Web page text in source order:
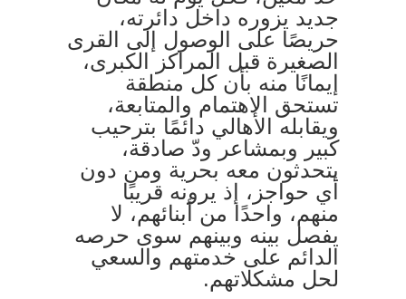
جديد يزوره داخل دائرته،
حريصًا على الوصول إلى القرى
الصغيرة قبل المراكز الكبرى،
إيمانًا منه بأن كل منطقة
تستحق الاهتمام والمتابعة،
ويقابله الأهالي دائمًا بترحيب
كبير وبمشاعر ودّ صادقة،
يتحدثون معه بحرية ومن دون
أي حواجز، إذ يرونه قريبًا
منهم، واحدًا من أبنائهم، لا
يفصل بينه وبينهم سوى حرصه
الدائم على خدمتهم والسعي
لحل مشكلاتهم.